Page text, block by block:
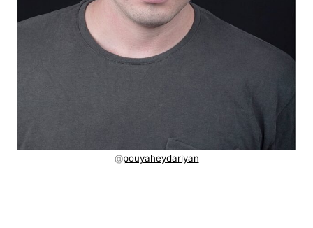
@pouyaheydariyan